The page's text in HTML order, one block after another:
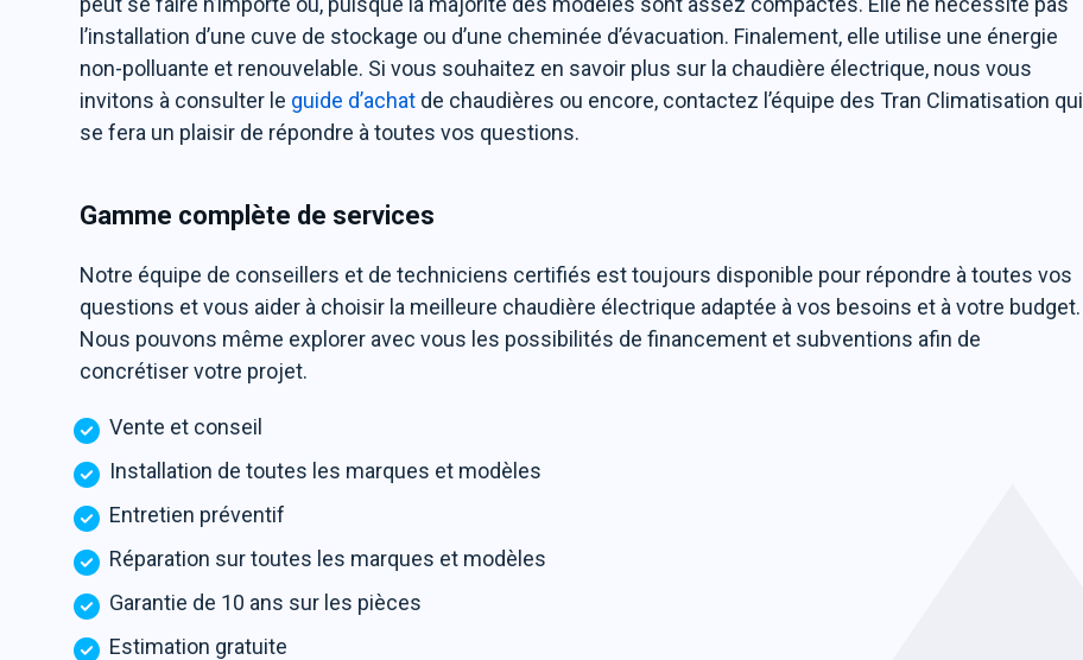
l’installation d’une cuve de stockage ou d’une cheminée d’évacuation. Finalement, elle utilise une énergie
non-polluante et renouvelable. Si vous souhaitez en savoir plus sur la chaudière électrique, nous vous
invitons à consulter le guide d’achat de chaudières ou encore, contactez l’équipe des Tran Climatisation qui
se fera un plaisir de répondre à toutes vos questions.
Gamme complète de services
Notre équipe de conseillers et de techniciens certifiés est toujours disponible pour répondre à toutes vos
questions et vous aider à choisir la meilleure chaudière électrique adaptée à vos besoins et à votre budget.
Nous pouvons même explorer avec vous les possibilités de financement et subventions afin de
concrétiser votre projet.
Vente et conseil
Installation de toutes les marques et modèles
Entretien préventif
Réparation sur toutes les marques et modèles
Garantie de 10 ans sur les pièces
Estimation gratuite